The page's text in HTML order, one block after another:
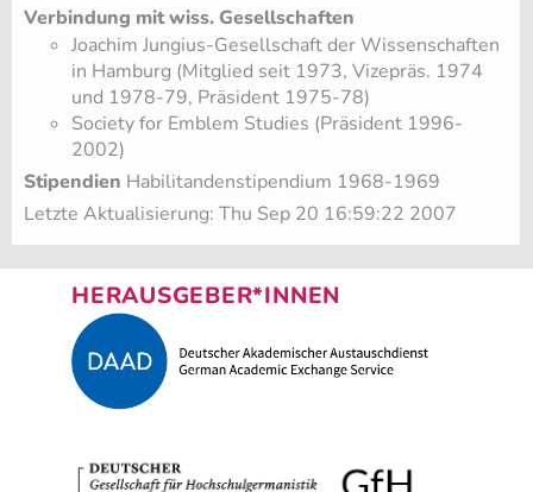
Verbindung mit wiss. Gesellschaften
Joachim Jungius-Gesellschaft der Wissenschaften
in Hamburg (Mitglied seit 1973, Vizepräs. 1974
und 1978-79, Präsident 1975-78)
Society for Emblem Studies (Präsident 1996-
2002)
Stipendien Habilitandenstipendium 1968-1969
Letzte Aktualisierung: Thu Sep 20 16:59:22 2007
HERAUSGEBER*INNEN